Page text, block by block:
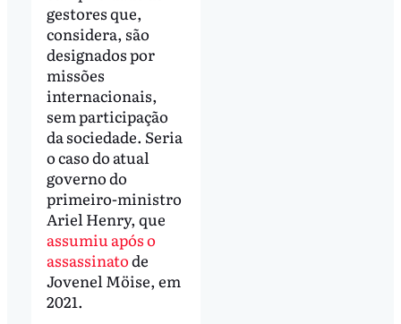
gestores que,
considera, são
designados por
missões
internacionais,
sem participação
da sociedade. Seria
o caso do atual
governo do
primeiro-ministro
Ariel Henry, que
assumiu após o
assassinatode
Jovenel Möise, em
2021.